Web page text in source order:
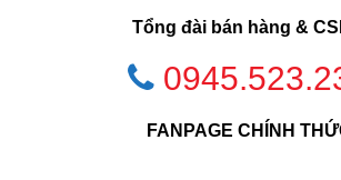
Tổng đài bán hàng &
FANPAGE CHÍNH